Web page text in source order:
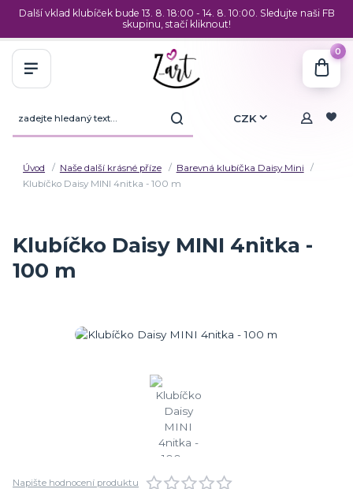
Další vklad klubíček bude 13. 8. 18:00 - 14. 8. 10:00. Sledujte naši FB
skupinu, stačí kliknout!
CZK
0
Úvod Naše další krásné příze
Barevná klubíčka Daisy Mini
Klubíčko Daisy MINI 4nitka - 100 m
Klubíčko Daisy MINI 4nitka -
100 m
Napište hodnocení produktu